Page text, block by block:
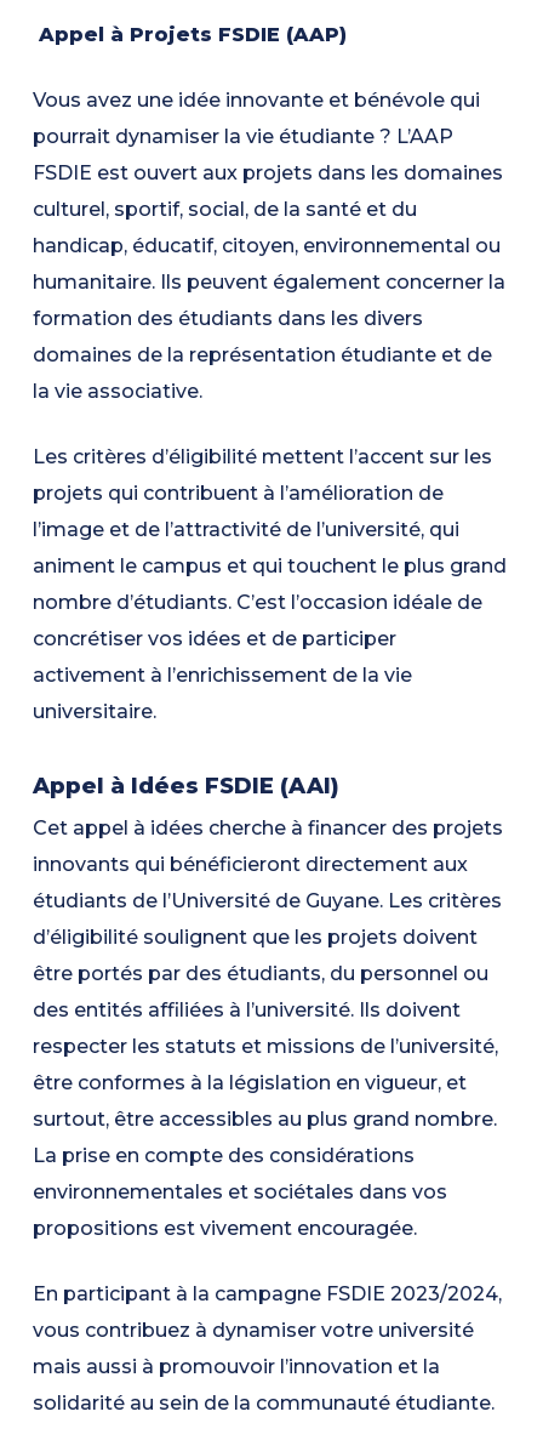
Appel à Projets FSDIE (AAP)
Vous avez une idée innovante et bénévole qui
pourrait dynamiser la vie étudiante ? L’AAP
FSDIE est ouvert aux projets dans les domaines
culturel, sportif, social, de la santé et du
handicap, éducatif, citoyen, environnemental ou
humanitaire. Ils peuvent également concerner la
formation des étudiants dans les divers
domaines de la représentation étudiante et de
la vie associative.
Les critères d’éligibilité mettent l’accent sur les
projets qui contribuent à l’amélioration de
l’image et de l’attractivité de l’université, qui
animent le campus et qui touchent le plus grand
nombre d’étudiants. C’est l’occasion idéale de
concrétiser vos idées et de participer
activement à l’enrichissement de la vie
universitaire.
Appel à Idées FSDIE (AAI)
Cet appel à idées cherche à financer des projets
innovants qui bénéficieront directement aux
étudiants de l’Université de Guyane. Les critères
d’éligibilité soulignent que les projets doivent
être portés par des étudiants, du personnel ou
des entités affiliées à l’université. Ils doivent
respecter les statuts et missions de l’université,
être conformes à la législation en vigueur, et
surtout, être accessibles au plus grand nombre.
La prise en compte des considérations
environnementales et sociétales dans vos
propositions est vivement encouragée.
En participant à la campagne FSDIE 2023/2024,
vous contribuez à dynamiser votre université
mais aussi à promouvoir l’innovation et la
solidarité au sein de la communauté étudiante.